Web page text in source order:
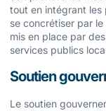
tout en intégrant les
se concrétiser par le
mis en place par
services publics
Soutien
Le soutien